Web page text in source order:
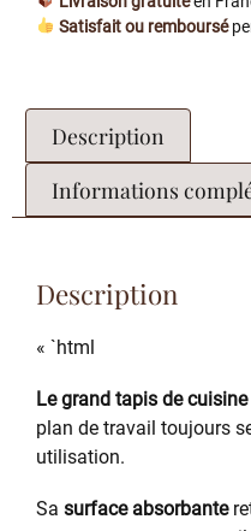
Satisfait ou remboursé
Description
Informations
Description
« `html
Le grand tapis de
plan de travail toujours
utilisation.
Sa surface absorbante